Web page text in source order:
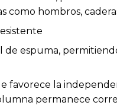
como hombros,
de espuma,
favorece la
permanece